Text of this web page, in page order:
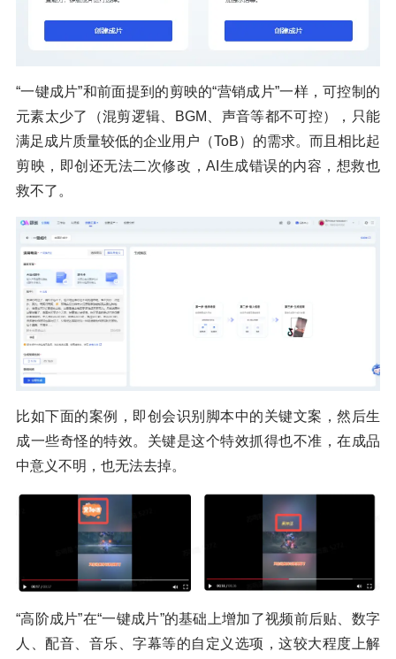
“一键成片”和前面提到的剪映的“营销成片”一样，可控制的
元素太少了（混剪逻辑、BGM、声音等都不可控），只能
满足成片质量较低的企业用户（ToB）的需求。而且相比起
剪映，即创还无法二次修改，AI生成错误的内容，想救也
救不了。
比如下面的案例，即创会识别脚本中的关键文案，然后生
成一些奇怪的特效。关键是这个特效抓得也不准，在成品
中意义不明，也无法去掉。
“高阶成片”在“一键成片”的基础上增加了视频前后贴、数字
人、配音、音乐、字幕等的自定义选项，这较大程度上解